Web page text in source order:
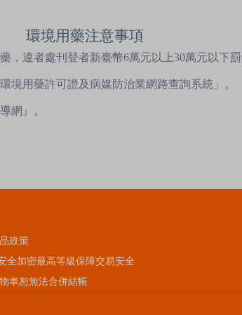
環境用藥注意事項
，違者處刊登者新臺幣6萬元以上30萬元以下
境用藥許可證及病媒防治業網路查詢系統」。
網』。
政策
全加密最高等級保障交易安全
車恕無法合併結帳